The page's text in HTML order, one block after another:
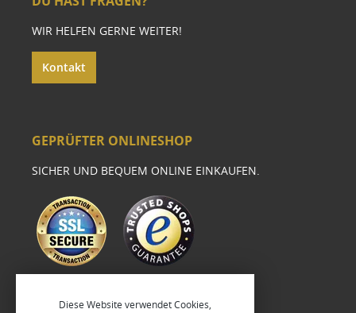
WIR HELFEN GERNE WEITER!
Kontakt
GEPRÜFTER ONLINESHOP
SICHER UND BEQUEM ONLINE EINKAUFEN.
Diese Website verwendet Cookies,